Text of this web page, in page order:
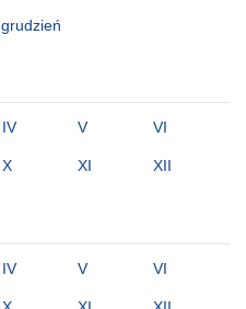
grudzień
IV V VI
X XI XII
IV V VI